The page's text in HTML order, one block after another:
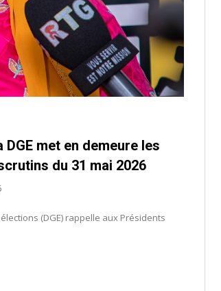
met en demeure les
du 31 mai 2026
(DGE) rappelle aux Présidents